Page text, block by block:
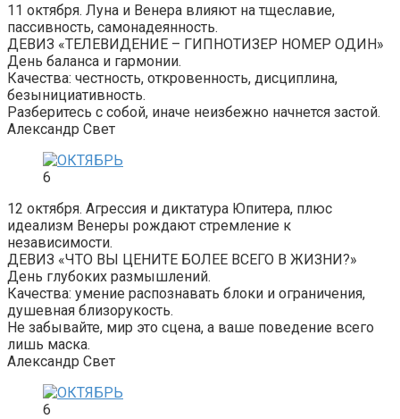
11 октября. Луна и Венера влияют на тщеславие,
пассивность, самонадеянность.
ДЕВИЗ «ТЕЛЕВИДЕНИЕ – ГИПНОТИЗЕР НОМЕР ОДИН»
День баланса и гармонии.
Качества: честность, откровенность, дисциплина,
безынициативность.
Разберитесь с собой, иначе неизбежно начнется застой.
Александр Свет
6
12 октября. Агрессия и диктатура Юпитера, плюс
идеализм Венеры рождают стремление к
независимости.
ДЕВИЗ «ЧТО ВЫ ЦЕНИТЕ БОЛЕЕ ВСЕГО В ЖИЗНИ?»
День глубоких размышлений.
Качества: умение распознавать блоки и ограничения,
душевная близорукость.
Не забывайте, мир это сцена, а ваше поведение всего
лишь маска.
Александр Свет
6